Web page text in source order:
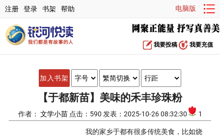
注册 登录 书架 帮助 电脑版
我要投稿 我要充值
加入书架
【于都新苗】美味的禾丰珍珠粉
作者： 文学小苗 点击：590 发表：2025-10-26 08:32:30 1
我的家乡于都有很多传统美食，比如烧